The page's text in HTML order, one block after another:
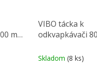
mm
VIBO tácka k
odkvapkávači
Skladom (8 ks)